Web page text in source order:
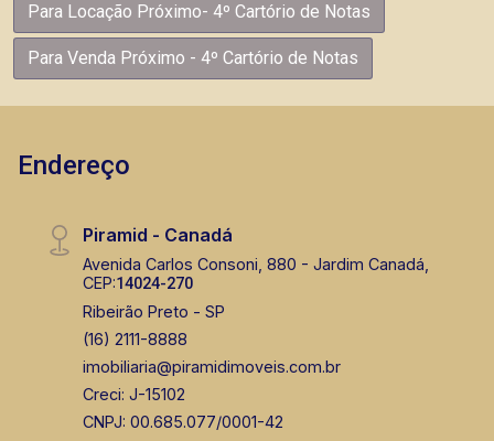
Para Locação Próximo- 4º Cartório de Notas
Para Venda Próximo - 4º Cartório de Notas
Endereço
Piramid - Canadá
Avenida Carlos Consoni, 880 - Jardim Canadá,
CEP:14024-270
Ribeirão Preto - SP
(16) 2111-8888
imobiliaria@piramidimoveis.com.br
Creci: J-15102
CNPJ: 00.685.077/0001-42